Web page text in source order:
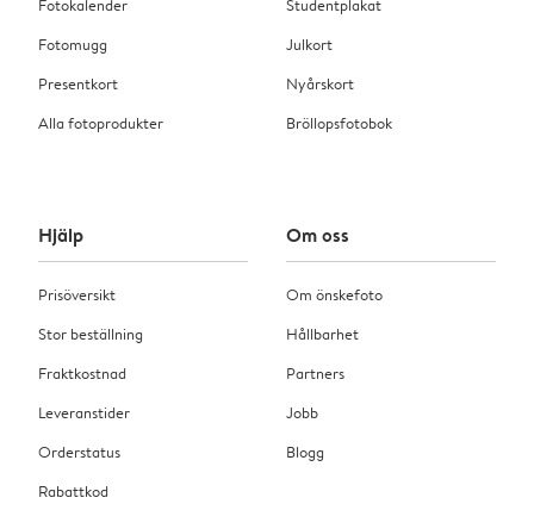
Fotokalender
Fotomugg
Presentkort
Alla fotoprodukter
Studentplakat
Julkort
Nyårskort
Bröllopsfotobok
Hjälp
Prisöversikt
Stor beställning
Fraktkostnad
Leveranstider
Orderstatus
Rabattkod
Om oss
Om önskefoto
Hållbarhet
Partners
Jobb
Blogg